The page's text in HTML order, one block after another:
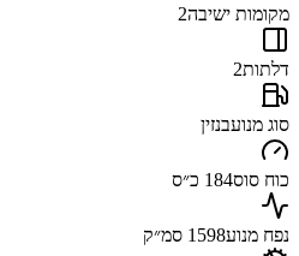
מקומות ישיבה2
דלתות2
סוג מנועבנזין
כוח סוס184 כ״ס
נפח מנוע1598 סמ״ק